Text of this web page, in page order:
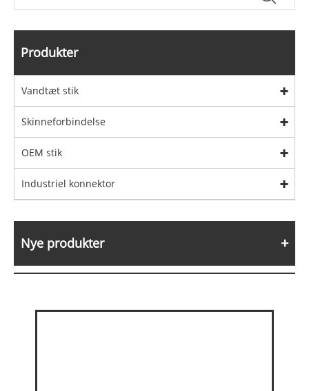
Produkter
Vandtæt stik
Skinneforbindelse
OEM stik
Industriel konnektor
Nye produkter